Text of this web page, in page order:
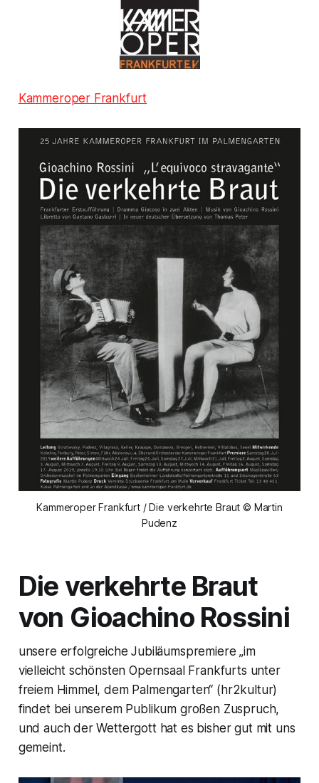
Kammeroper Frankfurt
Kammeroper Frankfurt / Die verkehrte Braut © Martin
Pudenz
Die verkehrte Braut
von Gioachino Rossini
unsere erfolgreiche Jubiläumspremiere „im
vielleicht schönsten Opernsaal Frankfurts unter
freiem Himmel, dem Palmengarten“ (hr2kultur)
findet bei unserem Publikum großen Zuspruch,
und auch der Wettergott hat es bisher gut mit uns
gemeint.